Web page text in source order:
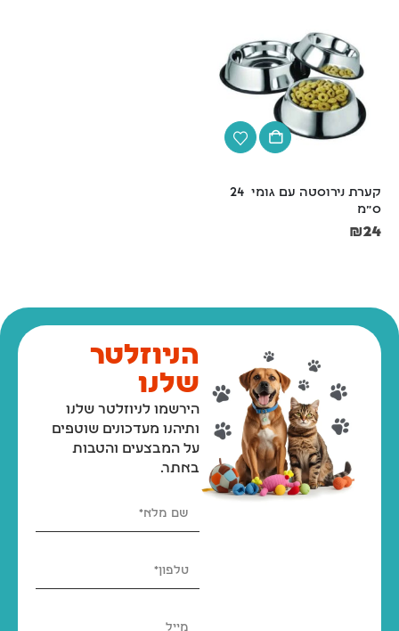
ס"מ
₪24
הניוזלטר
שלנו
הירשמו לניוזלטר שלנו
ותיהנו מעדכונים שוטפים
על המבצעים והטבות
באתר.